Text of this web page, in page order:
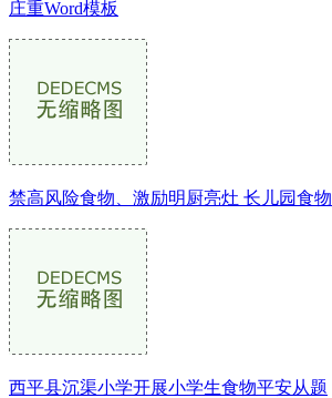
庄重Word模板
禁高风险食物、激励明厨亮灶 长儿园食物
西平县沉渠小学开展小学生食物平安从题